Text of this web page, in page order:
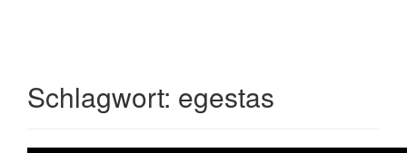
Schlagwort: egestas